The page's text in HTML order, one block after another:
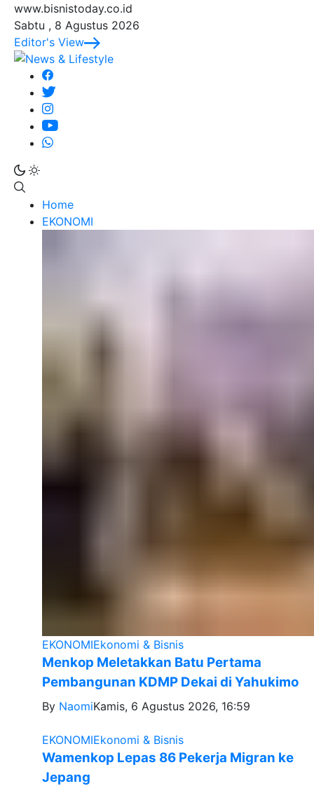
www.bisnistoday.co.id
Sabtu , 8 Agustus 2026
Editor's View
Home
EKONOMI
EKONOMIEkonomi & Bisnis
Menkop Meletakkan Batu Pertama
Pembangunan KDMP Dekai di Yahukimo
By NaomiKamis, 6 Agustus 2026, 16:59
EKONOMIEkonomi & Bisnis
Wamenkop Lepas 86 Pekerja Migran ke
Jepang